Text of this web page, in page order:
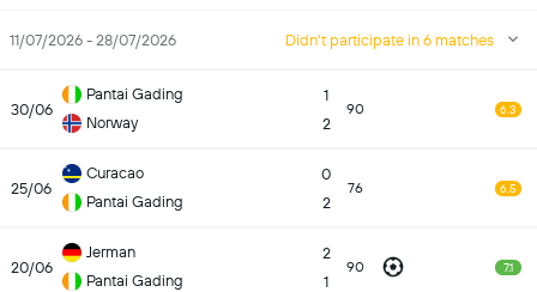
11/07/2026 - 28/07/2026 Didn't participate in 6 matches
30/06
Pantai Gading
Norway
1
2
90 6.3
25/06
Curacao
Pantai Gading
0
2
76 6.5
20/06
Jerman
Pantai Gading
2
1
90 7.1